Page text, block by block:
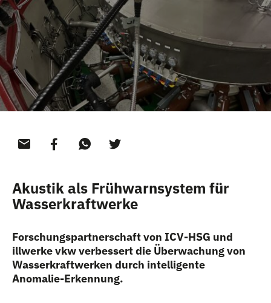
Akustik als Frühwarnsystem für
Wasserkraftwerke
Forschungspartnerschaft von ICV-HSG und
illwerke vkw verbessert die Überwachung von
Wasserkraftwerken durch intelligente
Anomalie-Erkennung.